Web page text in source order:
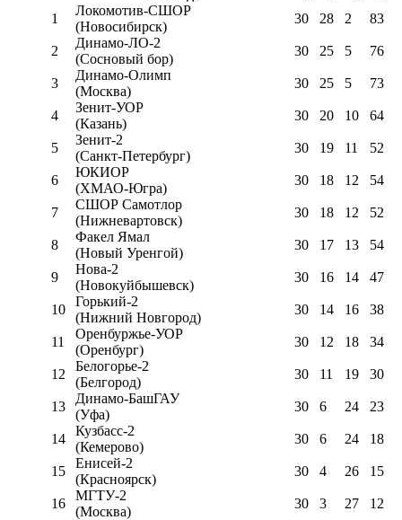
1
Локомотив-CШОР
(Новосибирск)
30 28 2 83
2
Динамо-ЛО-2
(Сосновый бор)
30 25 5 76
3
Динамо-Олимп
(Москва)
30 25 5 73
4
Зенит-УОР
(Казань)
30 20 10 64
5
Зенит-2
(Санкт-Петербург)
30 19 11 52
6
ЮКИОР
(ХМАО-Югра)
30 18 12 54
7
СШОР Самотлор
(Нижневартовск)
30 18 12 52
8
Факел Ямал
(Новый Уренгой)
30 17 13 54
9
Нова-2
(Новокуйбышевск)
30 16 14 47
10
Горький-2
(Нижний Новгород)
30 14 16 38
11
Оренбуржье-УОР
(Оренбург)
30 12 18 34
12
Белогорье-2
(Белгород)
30 11 19 30
13
Динамо-БашГАУ
(Уфа)
30 6 24 23
14
Кузбасс-2
(Кемерово)
30 6 24 18
15
Енисей-2
(Красноярск)
30 4 26 15
16
МГТУ-2
(Москва)
30 3 27 12